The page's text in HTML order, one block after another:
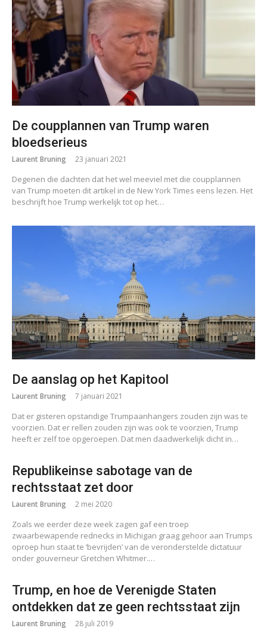
De coupplannen van Trump waren
bloedserieus
Laurent Bruning 23 januari 2021
Degenen die dachten dat het wel meeviel met die coupplannen
van Trump moeten dit artikel in de New York Times eens lezen. Het
beschrijft hoe Trump werkelijk tot op het…
De aanslag op het Kapitool
Laurent Bruning 7 januari 2021
Dat er gisteren opstandige Trumpaanhangers zouden zijn was te
voorzien. Dat er rellen zouden zijn was ook te voorzien, Trump
heeft er zelf toe opgeroepen. Dat men daadwerkelijk dicht in…
Republikeinse sabotage van de
rechtsstaat zet door
Laurent Bruning 2 mei 2020
Zoals we eerder deze week zagen gaf een troep
zwaarbewapende rednecks in Michigan graag gehoor aan Trumps
oproep hun staat te ‘bevrijden’ van de veronderstelde dictatuur
onder gouverneur Gretchen Whitmer.…
Trump, en hoe de Verenigde Staten
ontdekken dat ze geen rechtsstaat zijn
Laurent Bruning 28 juli 2019